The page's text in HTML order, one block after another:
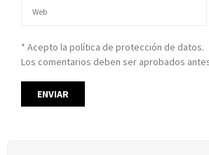
* Acepto la política de protección de datos.
Los comentarios deben ser aprobados